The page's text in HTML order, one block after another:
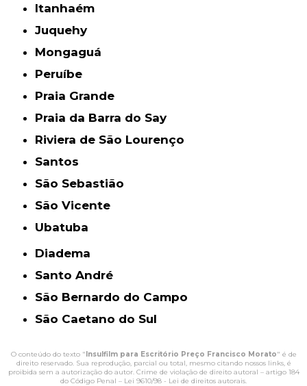
Itanhaém
Juquehy
Mongaguá
Peruíbe
Praia Grande
Praia da Barra do Say
Riviera de São Lourenço
Santos
São Sebastião
São Vicente
Ubatuba
Diadema
Santo André
São Bernardo do Campo
São Caetano do Sul
O conteúdo do texto "Insulfilm para Escritório Preço Francisco Morato" é de
direito reservado. Sua reprodução, parcial ou total, mesmo citando nossos links, é
proibida sem a autorização do autor. Crime de violação de direito autoral – artigo 184
do Código Penal – Lei 9610/98 - Lei de direitos autorais.